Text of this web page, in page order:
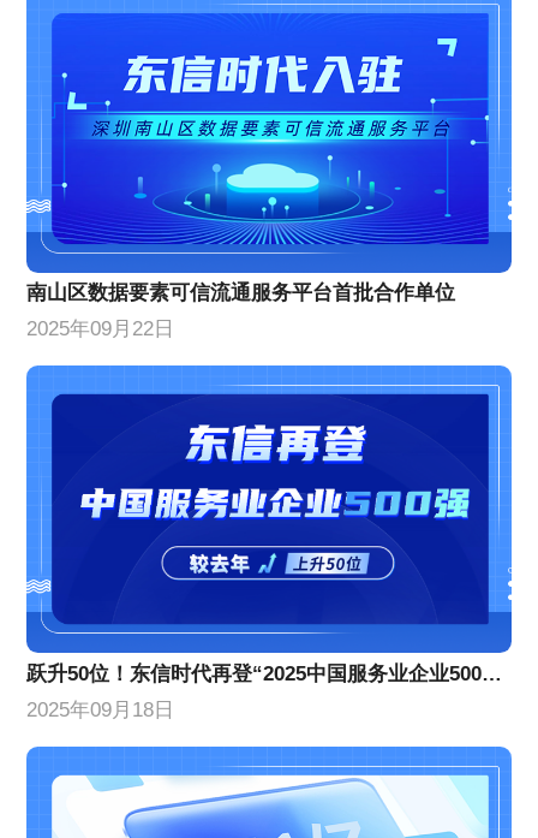
南山区数据要素可信流通服务平台首批合作单位
2025年09月22日
跃升50位！东信时代再登“2025中国服务业企业500强”榜单
2025年09月18日